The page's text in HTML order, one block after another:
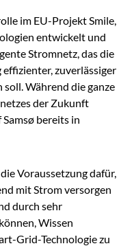
im EU-Projekt Smile,
entwickelt und
Stromnetz, das die
zuverlässiger
Während die ganze
der Zukunft
bereits in
Voraussetzung dafür,
mit Strom versorgen
durch sehr
Wissen
Grid-Technologie zu